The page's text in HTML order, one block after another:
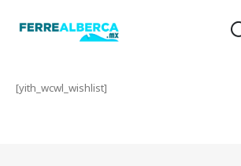
[yith_wcwl_wishlist]